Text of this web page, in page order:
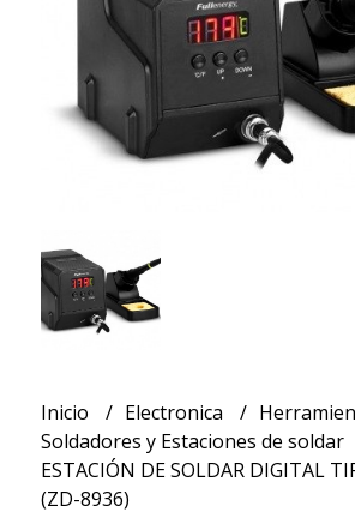
Inicio Electronica
Soldadores y Estaciones de soldar
ESTACIÓN DE SOLDAR DIGITAL
(ZD-8936)